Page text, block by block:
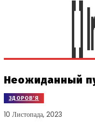
Неожиданный
ЗДОРОВ'Я
10 Листопада, 2023